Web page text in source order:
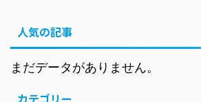
人気の記事
まだデータがありません。